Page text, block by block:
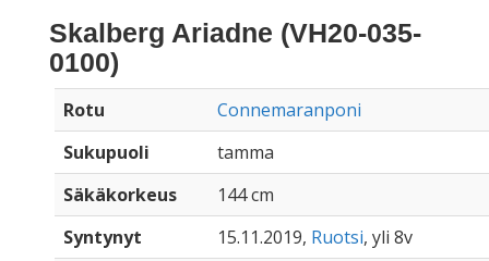
Skalberg Ariadne (VH20-035-
0100)
Rotu
Connemaranponi
Sukupuoli
tamma
Säkäkorkeus
144 cm
Syntynyt
15.11.2019, Ruotsi, yli 8v